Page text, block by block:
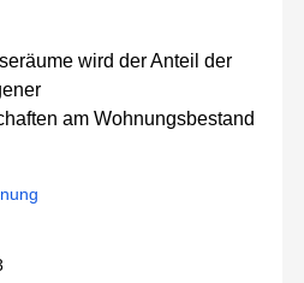
wird der Anteil der
am Wohnungsbestand